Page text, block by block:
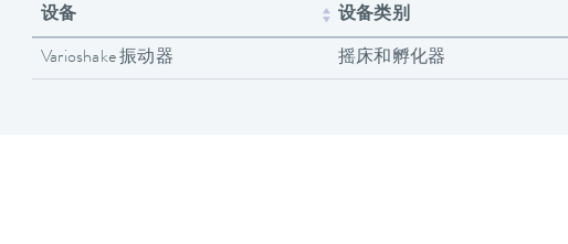
设备 设备类别
Varioshake 振动器 摇床和孵化器